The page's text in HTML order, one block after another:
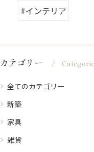
#インテリア
カテゴリー
全てのカテゴリー
新築
家具
雑貨